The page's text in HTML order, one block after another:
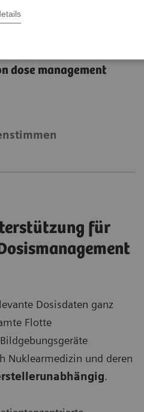
dose management
für
Dosisdaten ganz
Flotte
Nuklearmedizin und deren
.